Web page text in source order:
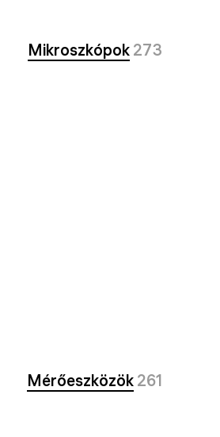
Mikroszkópok 273
Mérőeszközök 261